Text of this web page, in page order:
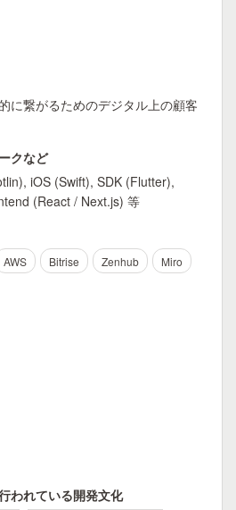
に繋がるためのデジタル上の顧客
クなど
iOS (Swift), SDK (Flutter),
(React / Next.js) 等
AWS Bitrise Zenhub
Miro
われている開発文化